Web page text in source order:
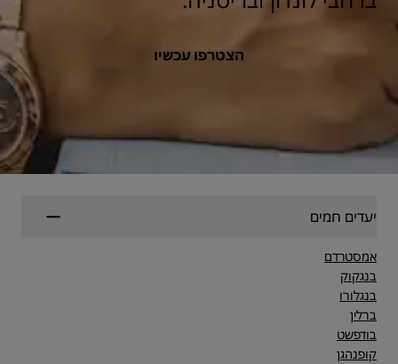
הצטרפו עכשיו
יעדים חמים
אמסטרדם
בנגקוק
בנגלורו
ברלין
בודפשט
קופנהגן